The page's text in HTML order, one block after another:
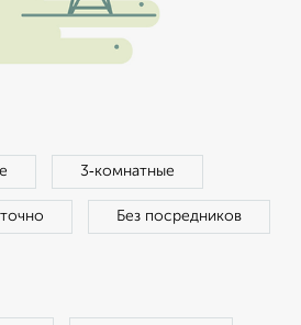
3‑комнатные
Без посредников